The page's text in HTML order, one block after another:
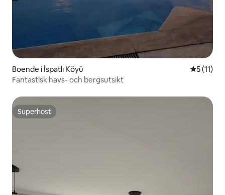
Boende i İspatlı Köyü 5 av 5 i
5 (11)
Fantastisk havs- och bergsutsikt
Superhost
Superhost